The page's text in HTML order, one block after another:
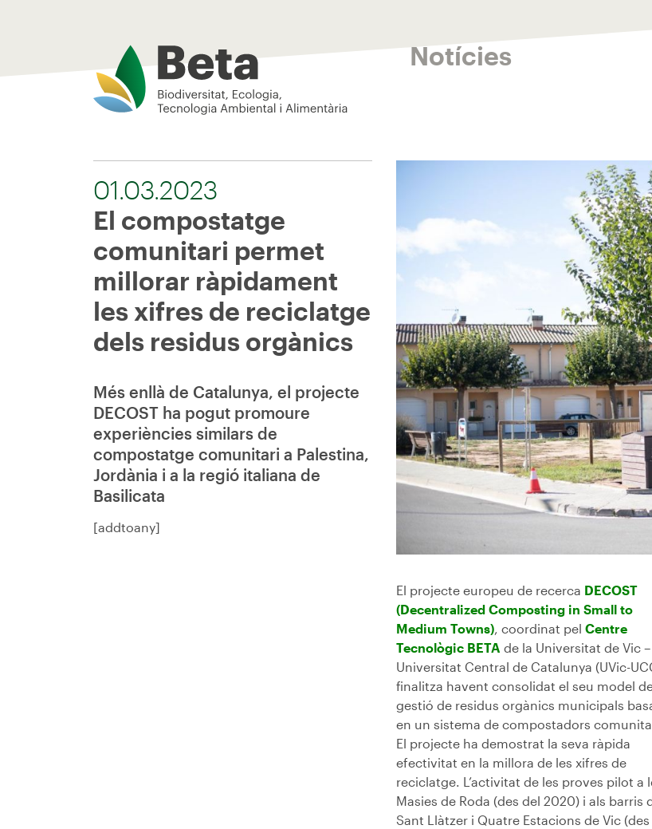
Beta Tech Center Notícies
01.03.2023
El compostatge
comunitari permet
millorar ràpidament
les xifres de reciclatge
dels residus orgànics
Més enllà de Catalunya, el projecte
DECOST ha pogut promoure
experiències similars de
compostatge comunitari a Palestina,
Jordània i a la regió italiana de
Basilicata
[addtoany]
El projecte europeu de recerca DECOST
(Decentralized Composting in Small to
Medium Towns), coordinat pel Centre
Tecnològic BETA de la Universitat de Vic –
Universitat Central de Catalunya (UVic-
finalitza havent consolidat el seu model
gestió de residus orgànics municipals
en un sistema de compostadors
El projecte ha demostrat la seva ràpida
efectivitat en la millora de les xifres de
reciclatge. L’activitat de les proves pilot a
Masies de Roda (des del 2020) i als barris
Sant Llàtzer i Quatre Estacions de Vic (des